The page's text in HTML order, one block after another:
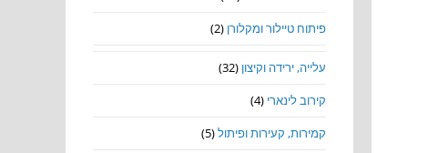
פיתוח טיילור ומקלורן (2)
עלייה, ירידה וקיצון (32)
קירוב לינארי (4)
קמירות, קעירות ופיתול(5)